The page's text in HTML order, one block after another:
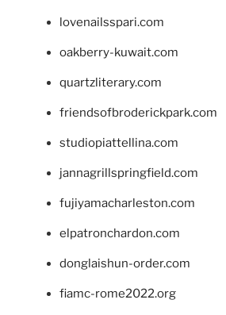
lovenailsspari.com
oakberry-kuwait.com
quartzliterary.com
friendsofbroderickpark.com
studiopiattellina.com
jannagrillspringfield.com
fujiyamacharleston.com
elpatronchardon.com
donglaishun-order.com
fiamc-rome2022.org